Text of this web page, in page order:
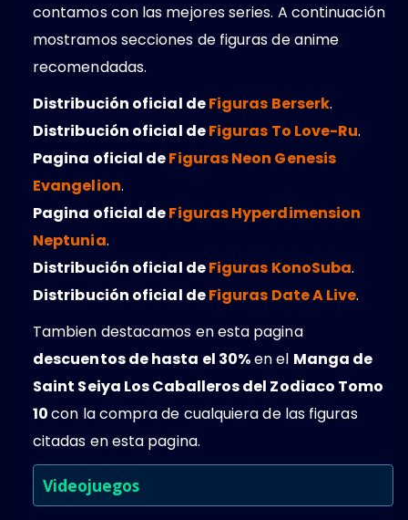
contamos con las mejores series. A continuación
mostramos secciones de figuras de anime
recomendadas.
Distribución oficial deFiguras Berserk.
Distribución oficial deFiguras To Love-Ru.
Pagina oficial deFiguras Neon Genesis
Evangelion.
Pagina oficial deFiguras Hyperdimension
Neptunia.
Distribución oficial deFiguras KonoSuba.
Distribución oficial deFiguras Date A Live.
Tambien destacamos en esta pagina
descuentos de hasta el 30%en el Manga de
Saint Seiya Los Caballeros del Zodiaco Tomo
10con la compra de cualquiera de las figuras
citadas en esta pagina.
Videojuegos